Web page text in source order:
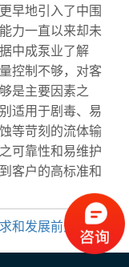
早地引入了中围
力一直以来却未
中成泵业了解
控制不够，对客
是主要因素之
适用于剧毒、易
等苛刻的流体输
可靠性和易维护
客户的高标准和
和发展前景